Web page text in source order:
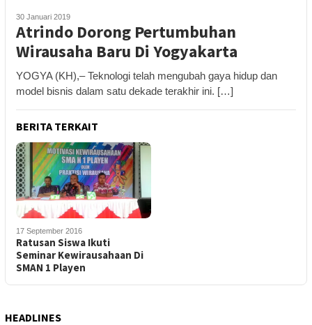
30 Januari 2019
Atrindo Dorong Pertumbuhan
Wirausaha Baru Di Yogyakarta
YOGYA (KH),– Teknologi telah mengubah gaya hidup dan
model bisnis dalam satu dekade terakhir ini. […]
BERITA TERKAIT
17 September 2016
Ratusan Siswa Ikuti
Seminar Kewirausahaan Di
SMAN 1 Playen
HEADLINES